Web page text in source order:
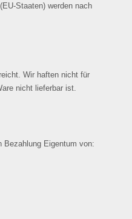
Staaten) werden nach
Wir haften nicht für
nicht lieferbar ist.
Bezahlung Eigentum von: